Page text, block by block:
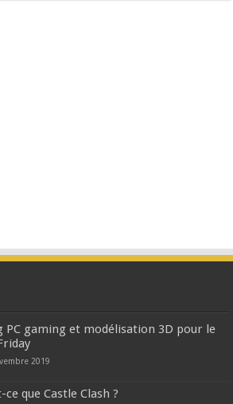
PC gaming et modélisation 3D pour le
2019
ce que Castle Clash ?